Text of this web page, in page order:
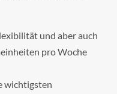
und aber auch
pro Woche
wichtigsten